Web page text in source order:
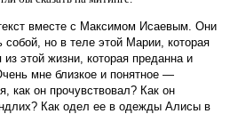
вместе с Максимом Исаевым. Они
но в теле этой Марии, которая
этой жизни, которая преданна и
мне близкое и понятное —
как он прочувствовал? Как он
Как одел ее в одежды Алисы в